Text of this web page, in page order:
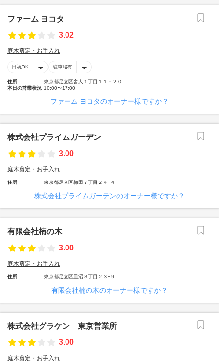
ファーム ヨコタ
3.02
庭木剪定・お手入れ
日祝OK 駐車場有
住所
東京都足立区舎人１丁目１１－２０
本日の営業状況 10:00〜17:00
ファーム ヨコタのオーナー様ですか？
株式会社プライムガーデン
3.00
庭木剪定・お手入れ
住所 東京都足立区梅田７丁目２４−４
株式会社プライムガーデンのオーナー様ですか？
有限会社楠の木
3.00
庭木剪定・お手入れ
住所 東京都足立区皿沼３丁目２３−９
有限会社楠の木のオーナー様ですか？
株式会社グラケン 東京営業所
3.00
庭木剪定・お手入れ